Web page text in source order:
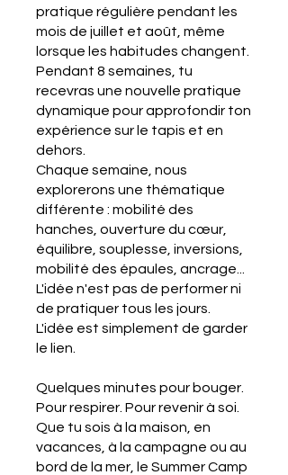
pratique régulière pendant les
mois de juillet et août, même
lorsque les habitudes changent.
Pendant 8 semaines, tu
recevras une nouvelle pratique
dynamique pour approfondir ton
expérience sur le tapis et en
dehors.
Chaque semaine, nous
explorerons une thématique
différente : mobilité des
hanches, ouverture du cœur,
équilibre, souplesse, inversions,
mobilité des épaules, ancrage...
L'idée n'est pas de performer ni
de pratiquer tous les jours.
L'idée est simplement de garder
le lien.
Quelques minutes pour bouger.
Pour respirer. Pour revenir à soi.
Que tu sois à la maison, en
vacances, à la campagne ou au
bord de la mer, le Summer Camp